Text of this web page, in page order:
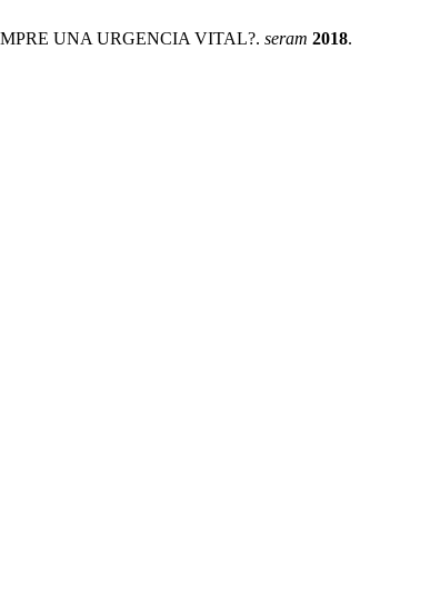
UNA URGENCIA VITAL?. seram 2018.